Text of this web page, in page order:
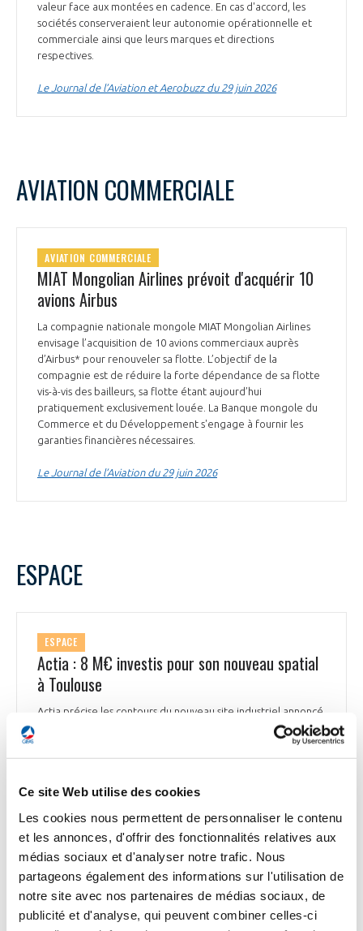
Ce site Web utilise des cookies
Les cookies nous permettent de personnaliser le contenu
et les annonces, d'offrir des fonctionnalités relatives aux
médias sociaux et d'analyser notre trafic. Nous
partageons également des informations sur l'utilisation de
notre site avec nos partenaires de médias sociaux, de
publicité et d'analyse, qui peuvent combiner celles-ci
valeur face aux montées en cadence. En cas d'accord, les
sociétés conserveraient leur autonomie opérationnelle et
commerciale ainsi que leurs marques et directions
respectives.
Le Journal de l’Aviation et Aerobuzz du 29 juin 2026
AVIATION COMMERCIALE
AVIATION COMMERCIALE
MIAT Mongolian Airlines prévoit d'acquérir 10
avions Airbus
La compagnie nationale mongole MIAT Mongolian Airlines
envisage l’acquisition de 10 avions commerciaux auprès
d’Airbus* pour renouveler sa flotte. L’objectif de la
compagnie est de réduire la forte dépendance de sa flotte
vis-à-vis des bailleurs, sa flotte étant aujourd’hui
pratiquement exclusivement louée. La Banque mongole du
Commerce et du Développement s'engage à fournir les
garanties financières nécessaires.
Le Journal de l’Aviation du 29 juin 2026
ESPACE
ESPACE
Actia : 8 M€ investis pour son nouveau spatial
à Toulouse
Actia précise les contours du nouveau site industriel annoncé
fin mai à Toulouse : un investissement de 8 M€ dans un
nouveau site industriel de 2 200 m² à Toulouse, dédié à la
production de petites séries de cartes électroniques
la création d’Actia Aerospace*, le groupe vise plus de 100
82 M€ aujourd’hui. Cette usine, dotée de salles blanches,
ciblera les constellations de satellites, notamment IRIS², ainsi
que le spatial traditionnel et la défense. Elle permettra aussi
de réinternaliser certaines productions stratégiques afin de
sécuriser la chaîne d’approvisionnement et emploiera à
terme une cinquantaine de personnes.